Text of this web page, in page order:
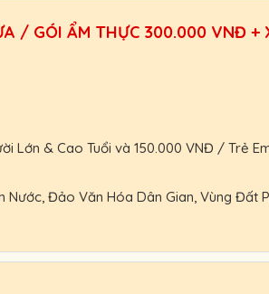
Booking vé tại VinWonders.
nhà xe.
nhất.
/ GÓI ẨM THỰC 300.000 VNĐ +
Lớn & Cao Tuổi và 150.000 VNĐ / Trẻ
Đảo Văn Hóa Dân Gian, Vùng Đất